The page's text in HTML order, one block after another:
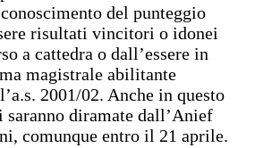
del punteggio
risultati vincitori o idonei
a cattedra o dall’essere in
magistrale abilitante
2001/02. Anche in questo
saranno diramate dall’Anief
comunque entro il 21 aprile.